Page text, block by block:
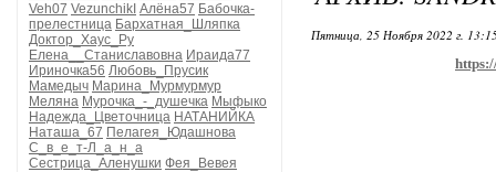
Veh07 VezunchikI Алёна57 Бабочка-
прелестница Бархатная_Шляпка
Доктор_Хаус_Ру
Елена__Станиславовна Ираида77
Ириночка56 Любовь_Прусик
Мамедыч Марина_Мурмурмур
Меляна Мурочка_-_душечка Мыфыко
Надежда_Цветочница НАТАНИЙКА
Наташа_67 Пелагея_Юдашнова
С_в_е_т-Л_а_н_а
Сестрица_Аленушки Фея_Вевея
Пятница, 25 Ноября 2022 г.